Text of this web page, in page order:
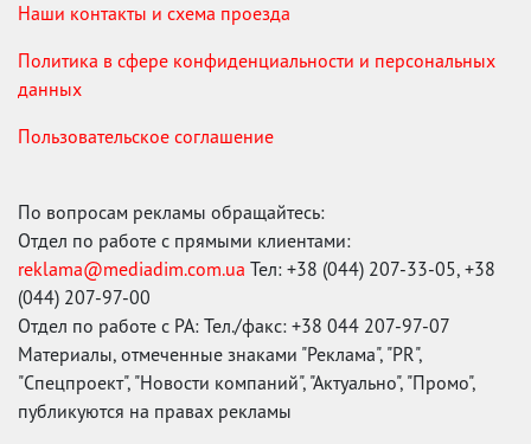
Наши контакты и схема проезда
Политика в сфере конфиденциальности и персональных
данных
Пользовательское соглашение
По вопросам рекламы обращайтесь:
Отдел по работе с прямыми клиентами:
reklama@mediadim.com.ua Тел: +38 (044) 207-33-05, +38
(044) 207-97-00
Отдел по работе с РА: Тел./факс: +38 044 207-97-07
Материалы, отмеченные знаками "Реклама", "PR",
"Спецпроект", "Новости компаний", "Актуально", "Промо",
публикуются на правах рекламы